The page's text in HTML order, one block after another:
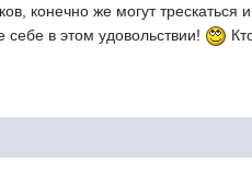
конечно же могут трескаться и
в этом удовольствии!